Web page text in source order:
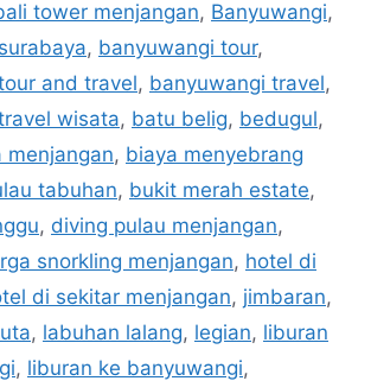
tower menjangan, Banyuwangi,
, banyuwangi tour,
and travel, banyuwangi travel,
wisata, batu belig, bedugul,
menjangan, biaya menyebrang
tabuhan, bukit merah estate,
, diving pulau menjangan,
snorkling menjangan, hotel di
di sekitar menjangan, jimbaran,
, labuhan lalang, legian, liburan
, liburan ke banyuwangi,